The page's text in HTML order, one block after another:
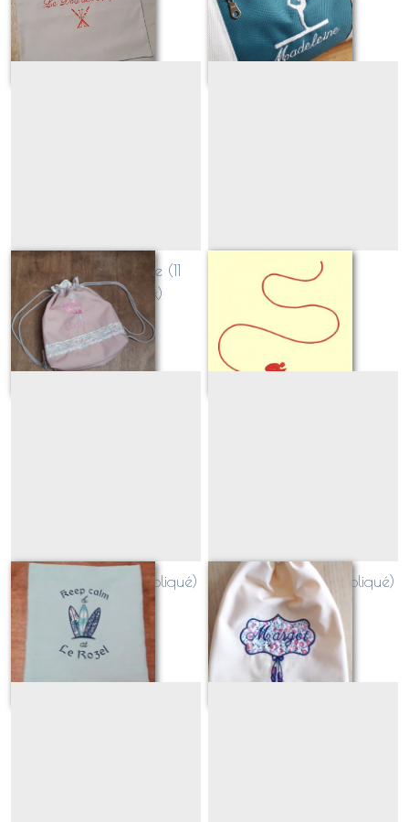
Sur demande Sur demande
Danseuse / Ballerine (11
designs au choix)
Sur demande
skieur
Sur demande
planches de surf (appliqué)
Sur demande
Cadre danseuse (appliqué)
Sur demande